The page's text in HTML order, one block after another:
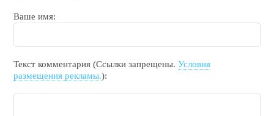
Ваше имя:
Текст комментария (Ссылки запрещены.Условия
размещения рекламы.):